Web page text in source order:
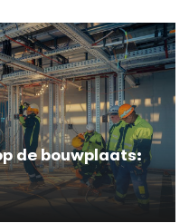
de bouwplaats: